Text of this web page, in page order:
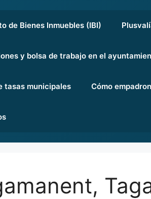
de Bienes Inmuebles (IBI)
y bolsa de trabajo en el
tasas municipales Cómo